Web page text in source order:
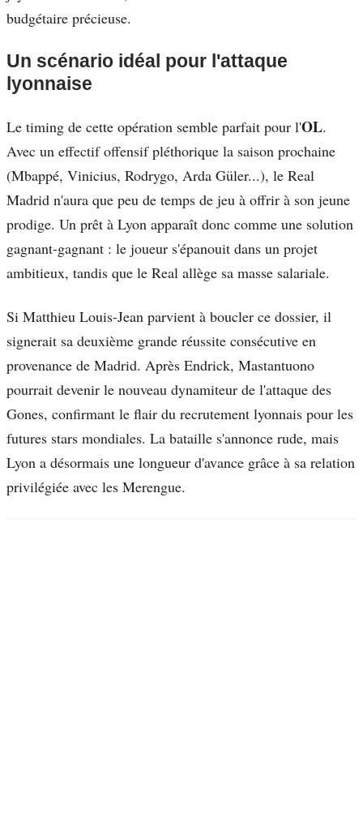
budgétaire précieuse.
Un scénario idéal pour l'attaque
lyonnaise
Le timing de cette opération semble parfait pour l'OL.
Avec un effectif offensif pléthorique la saison prochaine
(Mbappé, Vinicius, Rodrygo, Arda Güler...), le Real
Madrid n'aura que peu de temps de jeu à offrir à son jeune
prodige. Un prêt à Lyon apparaît donc comme une solution
gagnant-gagnant : le joueur s'épanouit dans un projet
ambitieux, tandis que le Real allège sa masse salariale.
Si Matthieu Louis-Jean parvient à boucler ce dossier, il
signerait sa deuxième grande réussite consécutive en
provenance de Madrid. Après Endrick, Mastantuono
pourrait devenir le nouveau dynamiteur de l'attaque des
Gones, confirmant le flair du recrutement lyonnais pour les
futures stars mondiales. La bataille s'annonce rude, mais
Lyon a désormais une longueur d'avance grâce à sa relation
privilégiée avec les Merengue.